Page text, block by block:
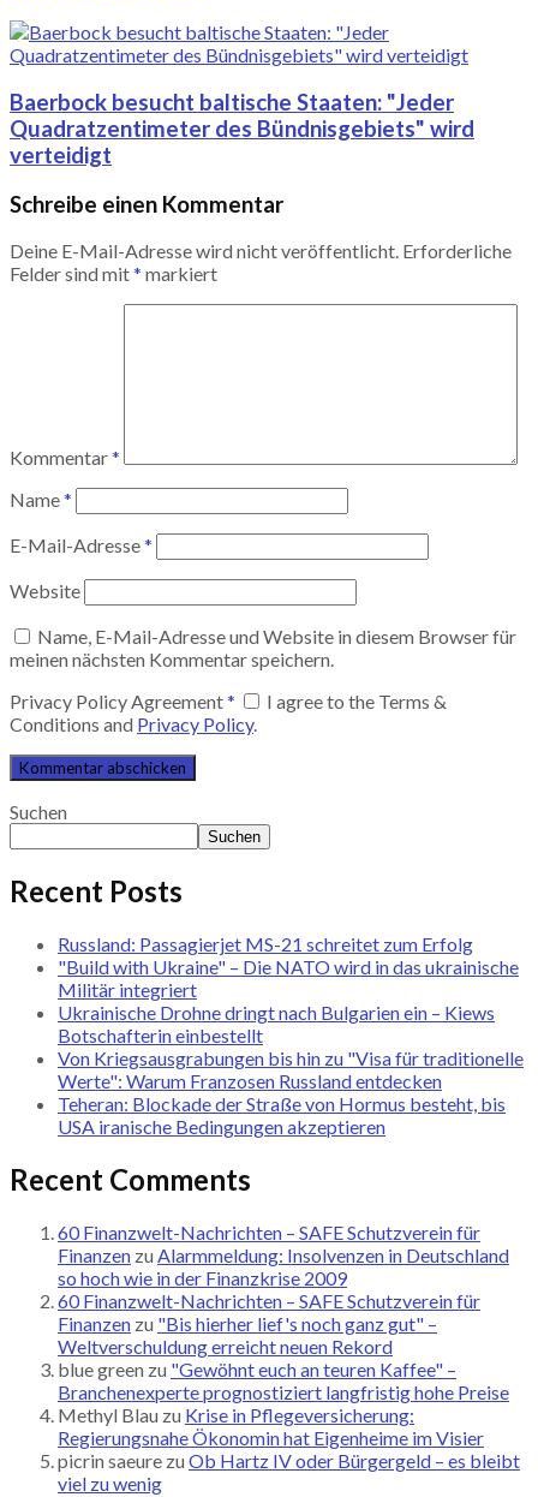
Baerbock besucht baltische Staaten: "Jeder
Quadratzentimeter des Bündnisgebiets" wird
verteidigt
Schreibe einen Kommentar
Deine E-Mail-Adresse wird nicht veröffentlicht. Erforderliche
Felder sind mit* markiert
Kommentar*
Name*
E-Mail-Adresse*
Website
Name, E-Mail-Adresse und Website in diesem Browser für
meinen nächsten Kommentar speichern.
Privacy Policy Agreement*
I agree to the Terms &
Conditions and Privacy Policy.
Suchen
Suchen
Recent Posts
Russland: Passagierjet MS-21 schreitet zum Erfolg
"Build with Ukraine" – Die NATO wird in das ukrainische
Militär integriert
Ukrainische Drohne dringt nach Bulgarien ein – Kiews
Botschafterin einbestellt
Von Kriegsausgrabungen bis hin zu "Visa für traditionelle
Werte": Warum Franzosen Russland entdecken
Teheran: Blockade der Straße von Hormus besteht, bis
USA iranische Bedingungen akzeptieren
Recent Comments
60 Finanzwelt-Nachrichten – SAFE Schutzverein für
Finanzen zu Alarmmeldung: Insolvenzen in Deutschland
so hoch wie in der Finanzkrise 2009
60 Finanzwelt-Nachrichten – SAFE Schutzverein für
Finanzen zu "Bis hierher lief's noch ganz gut" –
Weltverschuldung erreicht neuen Rekord
blue green zu "Gewöhnt euch an teuren Kaffee" –
Branchenexperte prognostiziert langfristig hohe Preise
Methyl Blau zu Krise in Pflegeversicherung:
Regierungsnahe Ökonomin hat Eigenheime im Visier
picrin saeure zu Ob Hartz IV oder Bürgergeld – es bleibt
viel zu wenig